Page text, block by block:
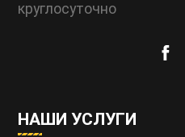
круглосуточно
НАШИ УСЛУГИ